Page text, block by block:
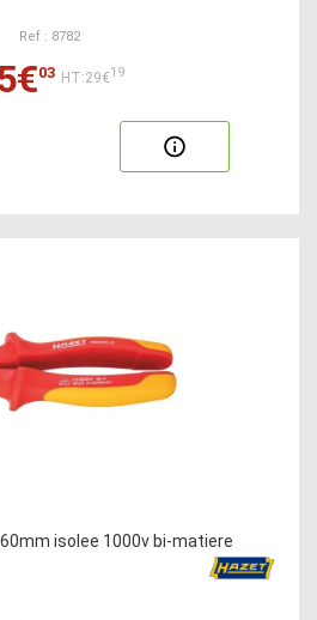
Ref : 8782
03 HT:29€19
isolee 1000v bi-matiere